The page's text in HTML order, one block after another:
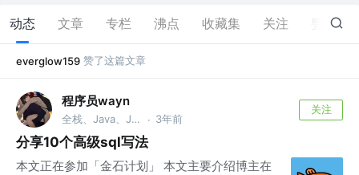
动态 文章 专栏 沸点 收藏集 关注 11
everglow159 赞了这篇文章
程序员wayn
全栈、Java、Javascript、Python、Php开发 @king pig · 3年前
关注
分享10个高级sql写法
本文正在参加「金石计划」 本文主要介绍博主在